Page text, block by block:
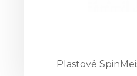
Plastové